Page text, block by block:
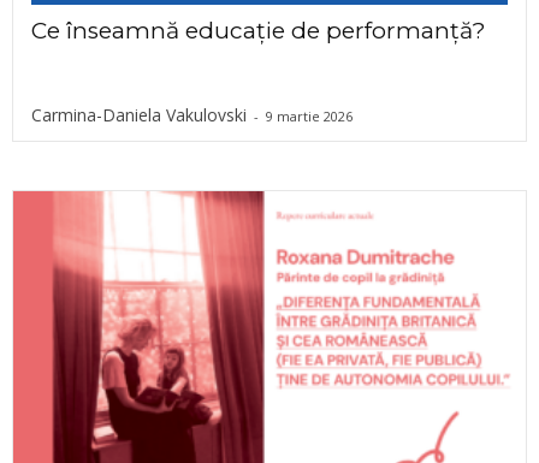
Ce înseamnă educație de performanță?
Carmina-Daniela Vakulovski - 9 martie 2026